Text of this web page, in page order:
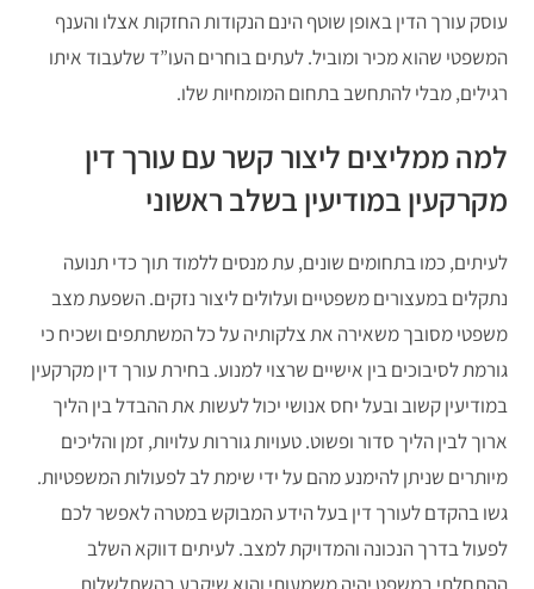
עוסק עורך הדין באופן שוטף הינם הנקודות החזקות אצלו והענף
המשפטי שהוא מכיר ומוביל. לעתים בוחרים העו”ד שלעבוד איתו
רגילים, מבלי להתחשב בתחום המומחיות שלו.
למה ממליצים ליצור קשר עם עורך דין
מקרקעין במודיעין בשלב ראשוני
לעיתים, כמו בתחומים שונים, עת מנסים ללמוד תוך כדי תנועה
נתקלים במעצורים משפטיים ועלולים ליצור נזקים. השפעת מצב
משפטי מסובך משאירה את צלקותיה על כל המשתתפים ושכיח כי
גורמת לסיבוכים בין אישיים שרצוי למנוע. בחירת עורך דין מקרקעין
במודיעין קשוב ובעל יחס אנושי יכול לעשות את ההבדל בין הליך
ארוך לבין הליך סדור ופשוט. טעויות גוררות עלויות, זמן והליכים
מיותרים שניתן להימנע מהם על ידי שימת לב לפעולות המשפטיות.
גשו בהקדם לעורך דין בעל הידע המבוקש במטרה לאפשר לכם
לפעול בדרך הנכונה והמדויקת למצב. לעיתים דווקא השלב